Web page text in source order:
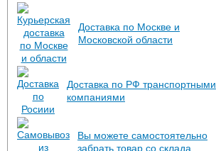
Доставка по Москве и
Московской области
Доставка по РФ транспортными
компаниями
Вы можете самостоятельно
забрать товар со склада